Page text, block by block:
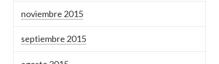
noviembre 2015
septiembre 2015